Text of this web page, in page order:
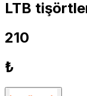
LTB
210
₺